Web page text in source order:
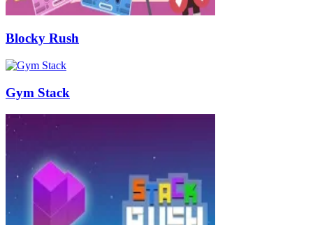
Blocky Rush
Gym Stack